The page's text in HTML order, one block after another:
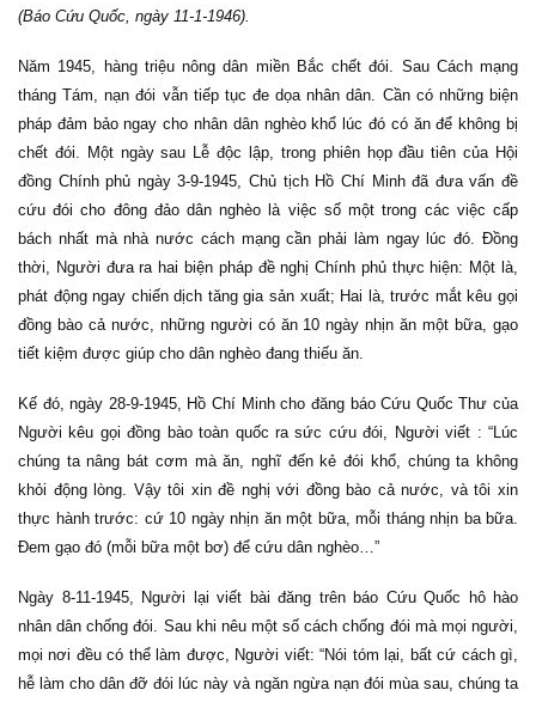
(Báo Cứu Quốc, ngày 11-1-1946).
Năm 1945, hàng triệu nông dân miền Bắc chết đói. Sau Cách mạng
tháng Tám, nạn đói vẫn tiếp tục đe dọa nhân dân. Cần có những biện
pháp đảm bảo ngay cho nhân dân nghèo khổ lúc đó có ăn để không bị
chết đói. Một ngày sau Lễ độc lập, trong phiên họp đầu tiên của Hội
đồng Chính phủ ngày 3-9-1945, Chủ tịch Hồ Chí Minh đã đưa vấn đề
cứu đói cho đông đảo dân nghèo là việc số một trong các việc cấp
bách nhất mà nhà nước cách mạng cần phải làm ngay lúc đó. Đồng
thời, Người đưa ra hai biện pháp đề nghị Chính phủ thực hiện: Một là,
phát động ngay chiến dịch tăng gia sản xuất; Hai là, trước mắt kêu gọi
đồng bào cả nước, những người có ăn 10 ngày nhịn ăn một bữa, gạo
tiết kiệm được giúp cho dân nghèo đang thiếu ăn.
Kế đó, ngày 28-9-1945, Hồ Chí Minh cho đăng báo Cứu Quốc Thư của
Người kêu gọi đồng bào toàn quốc ra sức cứu đói, Người viết : “Lúc
chúng ta nâng bát cơm mà ăn, nghĩ đến kẻ đói khổ, chúng ta không
khỏi động lòng. Vậy tôi xin đề nghị với đồng bào cả nước, và tôi xin
thực hành trước: cứ 10 ngày nhịn ăn một bữa, mỗi tháng nhịn ba bữa.
Đem gạo đó (mỗi bữa một bơ) để cứu dân nghèo…”
Ngày 8-11-1945, Người lại viết bài đăng trên báo Cứu Quốc hô hào
nhân dân chống đói. Sau khi nêu một số cách chống đói mà mọi người,
mọi nơi đều có thể làm được, Người viết: “Nói tóm lại, bất cứ cách gì,
hễ làm cho dân đỡ đói lúc này và ngăn ngừa nạn đói mùa sau, chúng ta